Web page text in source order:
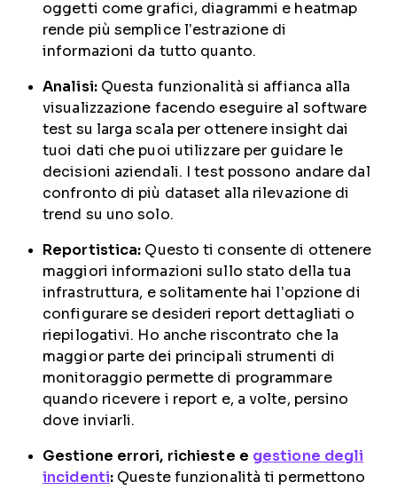
oggetti come grafici, diagrammi e heatmap
rende più semplice l’estrazione di
informazioni da tutto quanto.
Analisi:Questa funzionalità si affianca alla
visualizzazione facendo eseguire al software
test su larga scala per ottenere insight dai
tuoi dati che puoi utilizzare per guidare le
decisioni aziendali. I test possono andare dal
confronto di più dataset alla rilevazione di
trend su uno solo.
Reportistica: Questo ti consente di ottenere
maggiori informazioni sullo stato della tua
infrastruttura, e solitamente hai l’opzione di
configurare se desideri report dettagliati o
riepilogativi. Ho anche riscontrato che la
maggior parte dei principali strumenti di
monitoraggio permette di programmare
quando ricevere i report e, a volte, persino
dove inviarli.
Gestione errori, richieste e gestione degli
incidenti: Queste funzionalità ti permettono